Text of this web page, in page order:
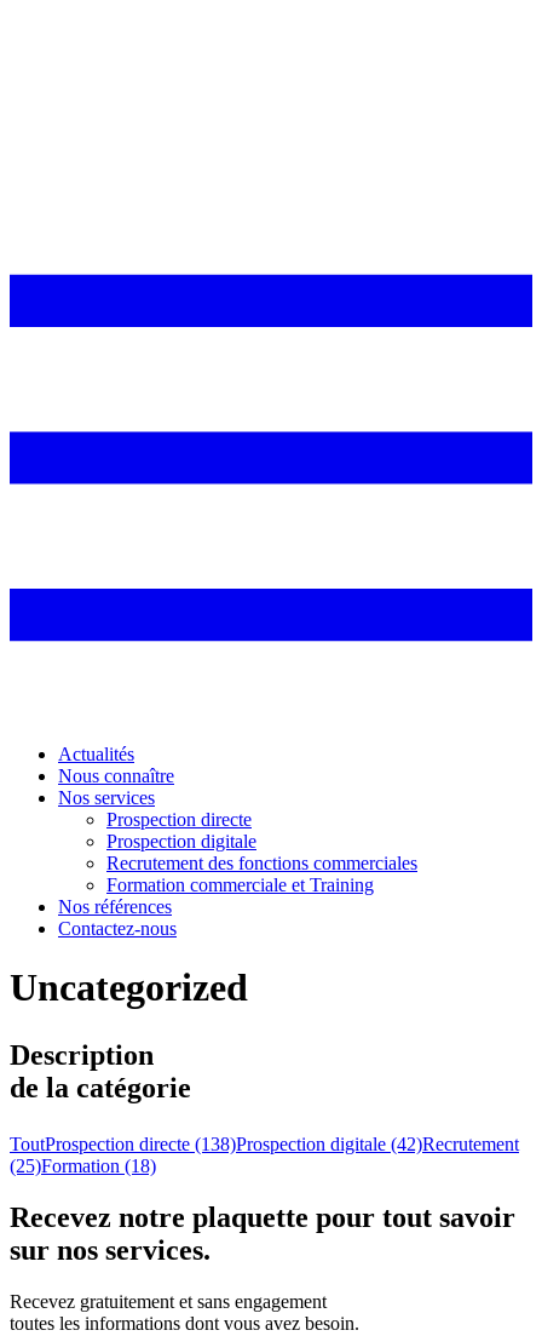
Actualités
Nous connaître
Nos services
Prospection directe
Prospection digitale
Recrutement des fonctions commerciales
Formation commerciale et Training
Nos références
Contactez-nous
Uncategorized
Description
de la catégorie
ToutProspection directe (138)Prospection digitale (42)Recrutement
(25)Formation (18)
Recevez notre plaquette pour tout savoir
sur nos services.
Recevez gratuitement et sans engagement
toutes les informations dont vous avez besoin.